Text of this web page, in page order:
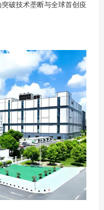
破技术垄断与全球首创疫